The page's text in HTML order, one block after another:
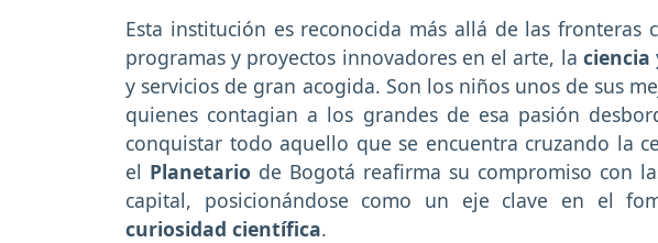
Esta institución es reconocida más allá de las
programas y proyectos innovadores en el arte, la ciencia
y servicios de gran acogida. Son los niños unos de sus
quienes contagian a los grandes de esa pasión
conquistar todo aquello que se encuentra cruzando la
el Planetario de Bogotá reafirma su compromiso con
capital, posicionándose como un eje clave en el
curiosidad científica.